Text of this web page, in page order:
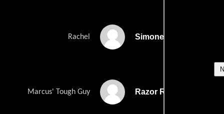
Rachel Simone Xi
Marcus' Tough Guy Razor Rizzotti